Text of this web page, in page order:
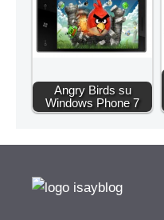
Angry Birds su
Windows Phone 7